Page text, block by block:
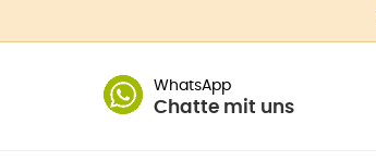
WhatsApp
Chatte mit uns